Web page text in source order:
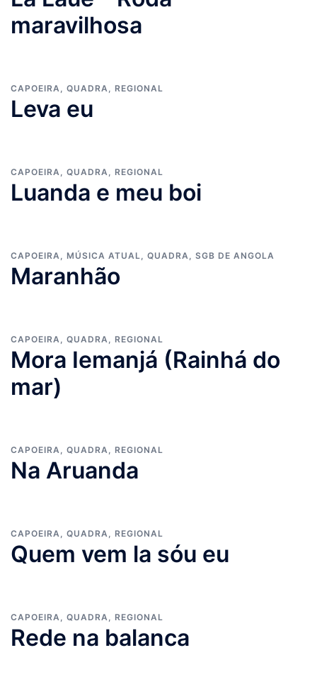
maravilhosa
CAPOEIRA QUADRA REGIONAL
Leva eu
CAPOEIRA QUADRA REGIONAL
Luanda e meu boi
CAPOEIRA MÚSICA ATUAL QUADRA SGB DE ANGOLA
Maranhão
CAPOEIRA QUADRA REGIONAL
Mora Iemanjá (Rainhá do
mar)
CAPOEIRA QUADRA REGIONAL
Na Aruanda
CAPOEIRA QUADRA REGIONAL
Quem vem la sóu eu
CAPOEIRA QUADRA REGIONAL
Rede na balanca